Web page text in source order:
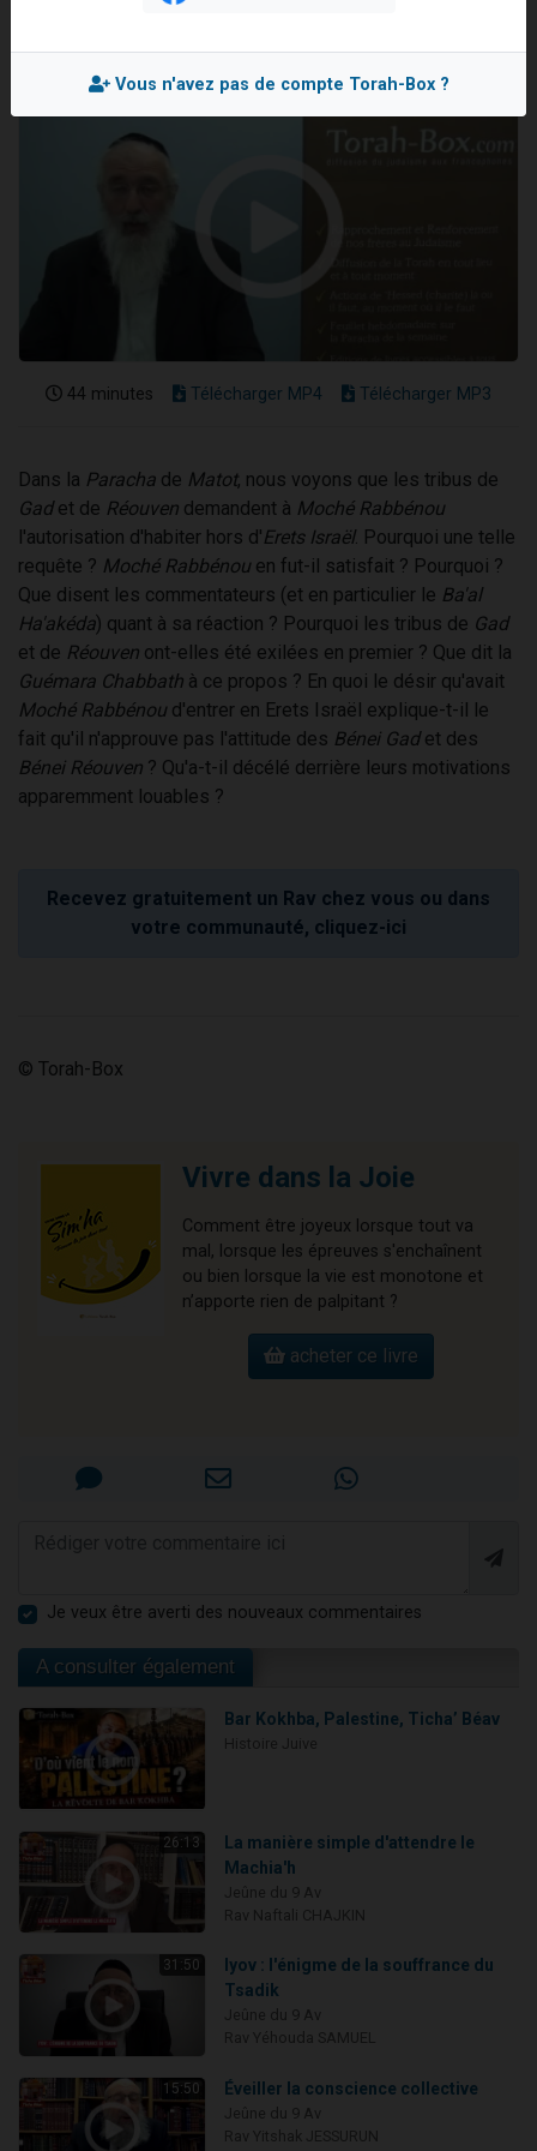
13 personnes viennent de demander une bénédiction
Il reste 49 places pour étudier en groupe sur Zoom
44 minutes Télécharger MP4 Télécharger MP3
Dans la Paracha de Matot, nous voyons que les tribus de
Gadet de Réouven demandent à Moché Rabbénou
l'autorisation d'habiter hors d'Erets Israël. Pourquoi une telle
requête ? Moché Rabbénou en fut-il satisfait ? Pourquoi ?
Que disent les commentateurs (et en particulier le Ba'al
Ha'akéda) quant à sa réaction ? Pourquoi les tribus de Gad
et de Réouven ont-elles été exilées en premier ? Que dit la
Guémara Chabbath à ce propos ? En quoi le désir qu'avait
Moché Rabbénou d'entrer en Erets Israël explique-t-il le
fait qu'il n'approuve pas l'attitude des Bénei Gadet des
Bénei Réouven ? Qu'a-t-il décélé derrière leurs motivations
apparemment louables ?
Recevez gratuitement un Rav chez vous ou dans
votre communauté, cliquez-ici
© Torah-Box
Vivre dans la Joie
Comment être joyeux lorsque tout va
mal, lorsque les épreuves s'enchaînent
ou bien lorsque la vie est monotone et
n’apporte rien de palpitant ?
acheter ce livre
Je veux être averti des nouveaux commentaires
A consulter également
Bar Kokhba, Palestine, Ticha’ Béav
26:13
La manière simple d'attendre le
Machia'h
31:50
Iyov : l'énigme de la souffrance du
Tsadik
15:50 Éveiller la conscience collective
Vous n'avez pas de compte Torah-Box ?